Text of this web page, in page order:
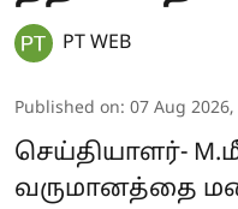
PT WEB
Published on: 07 Aug
செய்தியாளர்-
வருமானத்தை